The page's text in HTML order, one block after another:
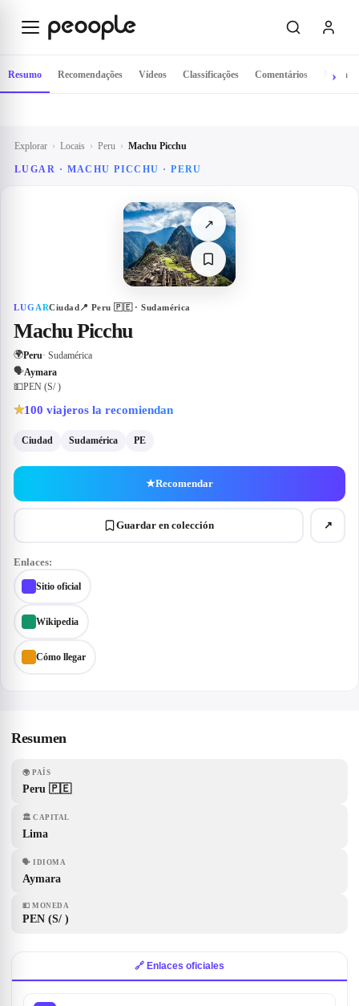
Explorar › Locais › Peru › Machu Picchu
LUGAR · MACHU PICCHU · PERU
↗
LUGARCiudad📍 Peru 🇵🇪 · Sudamérica
Machu Picchu
🌍Peru· Sudamérica
🗣Aymara
💵PEN (S/ )
★100 viajeros la recomiendan
Ciudad Sudamérica PE
★Recomendar
Guardar en colección ↗
Enlaces:
Sitio oficial
Wikipedia
Cómo llegar
Resumo Recomendações Vídeos Classificações Comentários Mapa
Resumen
🌍 PAÍS
Peru 🇵🇪
🏛 CAPITAL
Lima
🗣 IDIOMA
Aymara
💵 MONEDA
PEN (S/ )
🔗 Enlaces oficiales